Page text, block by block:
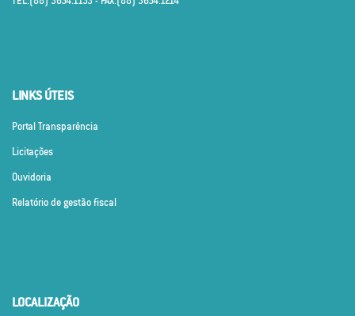
LINKS ÚTEIS
Portal Transparência
Licitações
Ouvidoria
Relatório de gestão fiscal
LOCALIZAÇÃO